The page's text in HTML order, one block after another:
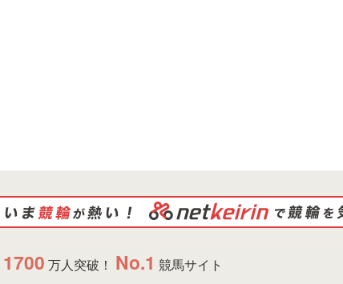
1700 万人突破！ No.1 競馬サイト